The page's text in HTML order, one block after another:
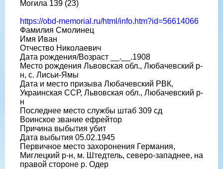
Могила 139 (23)
https://obd-memorial.ru/html/info.htm?id=56614066
Фамилия Смолинец
Имя Иван
Отчество Николаевич
Дата рождения/Возраст __.__.1908
Место рождения Львовская обл., Любачевский р-
н, с. Лисьи-Ямы
Дата и место призыва Любачевский РВК,
Украинская ССР, Львовская обл., Любачевский р-
н
Последнее место службы штаб 309 сд
Воинское звание ефрейтор
Причина выбытия убит
Дата выбытия 05.02.1945
Первичное место захоронения Германия,
Миглецкий р-н, м. Штедтель, северо-западнее, на
правой стороне р. Одер